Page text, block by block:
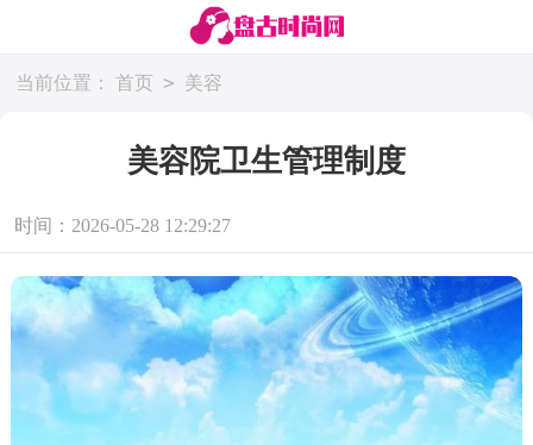
当前位置： 首页 > 美容
美容院卫生管理制度
时间：2026-05-28 12:29:27